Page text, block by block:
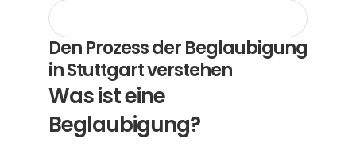
Den Prozess der Beglaubigung
in Stuttgart verstehen
Was ist eine
Beglaubigung?